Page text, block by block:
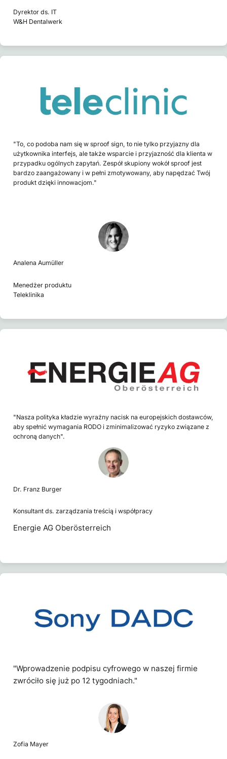
Dyrektor ds. IT
W&H Dentalwerk
"To, co podoba nam się w sproof sign, to nie tylko przyjazny dla
użytkownika interfejs, ale także wsparcie i przyjazność dla klienta w
przypadku ogólnych zapytań. Zespół skupiony wokół sproof jest
bardzo zaangażowany i w pełni zmotywowany, aby napędzać Twój
produkt dzięki innowacjom."
Analena Aumüller
Menedżer produktu
Teleklinika
"Nasza polityka kładzie wyraźny nacisk na europejskich dostawców,
aby spełnić wymagania RODO i zminimalizować ryzyko związane z
ochroną danych".
Dr. Franz Burger
Konsultant ds. zarządzania treścią i współpracy
Energie AG Oberösterreich
"Wprowadzenie podpisu cyfrowego w naszej firmie
zwróciło się już po 12 tygodniach."
Zofia Mayer